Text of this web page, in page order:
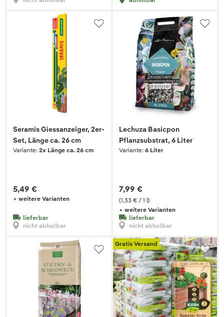
Seramis Giessanzeiger, 2er-
Set, Länge ca. 26 cm
Variante: 2x Länge ca. 26 cm
5,49 €
+ weitere Varianten
lieferbar
nicht abholbar
Lechuza Basicpon
Pflanzsubstrat, 6 Liter
Variante: 6 Liter
(1,33 € / 1 l)
7,99 €
+ weitere Varianten
lieferbar
nicht abholbar
Gratis Versand